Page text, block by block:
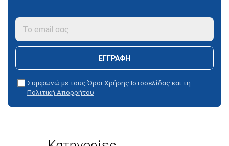
ΕΓΓΡΑΦΗ
Συμφωνώ με τους Όροι Χρήσης Ιστοσελίδας και τη
Πολιτική Απορρήτου